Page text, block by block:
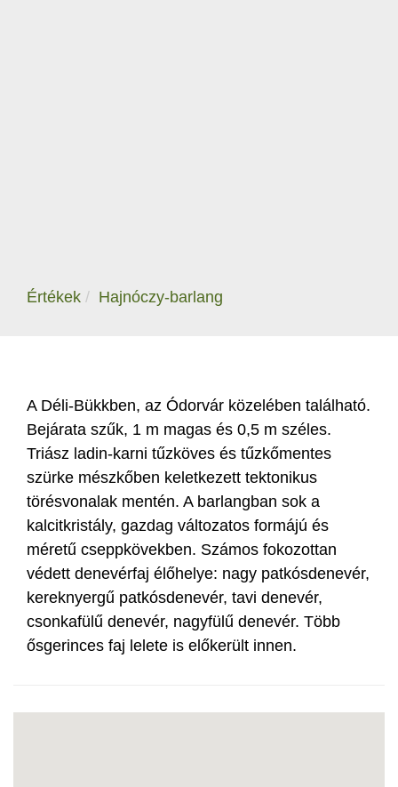
Értékek Hajnóczy-barlang
A Déli-Bükkben, az Ódorvár közelében található.
Bejárata szűk, 1 m magas és 0,5 m széles.
Triász ladin-karni tűzköves és tűzkőmentes
szürke mészkőben keletkezett tektonikus
törésvonalak mentén. A barlangban sok a
kalcitkristály, gazdag változatos formájú és
méretű cseppkövekben. Számos fokozottan
védett denevérfaj élőhelye: nagy patkósdenevér,
kereknyergű patkósdenevér, tavi denevér,
csonkafülű denevér, nagyfülű denevér. Több
ősgerinces faj lelete is előkerült innen.